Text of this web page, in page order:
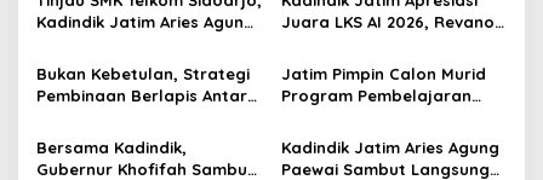
i
p
o
s
Kadindik Jatim Aries Agung
Representatif Tingkatkan
Kualitas Pembelajaran
Juara LKS AI 2026, Revano
dari Gubernur Khofifah
Bukan Kebetulan, Strategi
Pembinaan Berlapis Antar
Juara Umum LKS Nasional
Jatim Pimpin Calon Murid
Program Pembelajaran
ATS Lolos Verifikasi dan
Siap Belajar
Bersama Kadindik,
Gubernur Khofifah Sambut
Kadindik Jatim Aries Agung
Paewai Sambut Langsung